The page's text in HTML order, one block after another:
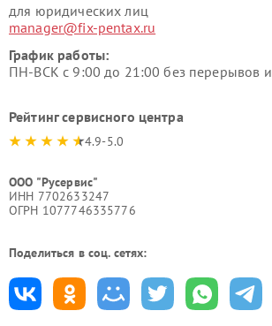
для юридических лиц
manager@fix-pentax.ru
График работы:
ПН-ВСК с 9:00 до 21:00 без перерывов
Рейтинг сервисного центра
4.9-5.0
ООО "Русервис"
ИНН 7702633247
ОГРН 1077746335776
Поделиться в соц. сетях: